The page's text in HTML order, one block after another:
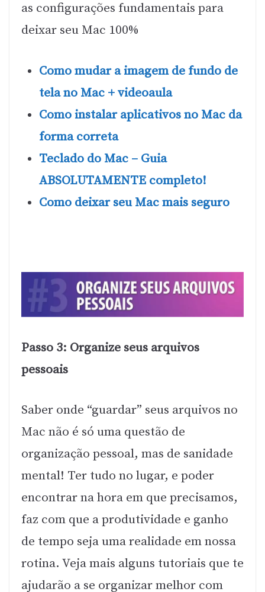
as configurações fundamentais para
deixar seu Mac 100%
Como mudar a imagem de fundo de
tela no Mac + videoaula
Como instalar aplicativos no Mac da
forma correta
Teclado do Mac – Guia
ABSOLUTAMENTE completo!
Como deixar seu Mac mais seguro
Passo 3: Organize seus arquivos
pessoais
Saber onde “guardar” seus arquivos no
Mac não é só uma questão de
organização pessoal, mas de sanidade
mental! Ter tudo no lugar, e poder
encontrar na hora em que precisamos,
faz com que a produtividade e ganho
de tempo seja uma realidade em nossa
rotina. Veja mais alguns tutoriais que te
ajudarão a se organizar melhor com